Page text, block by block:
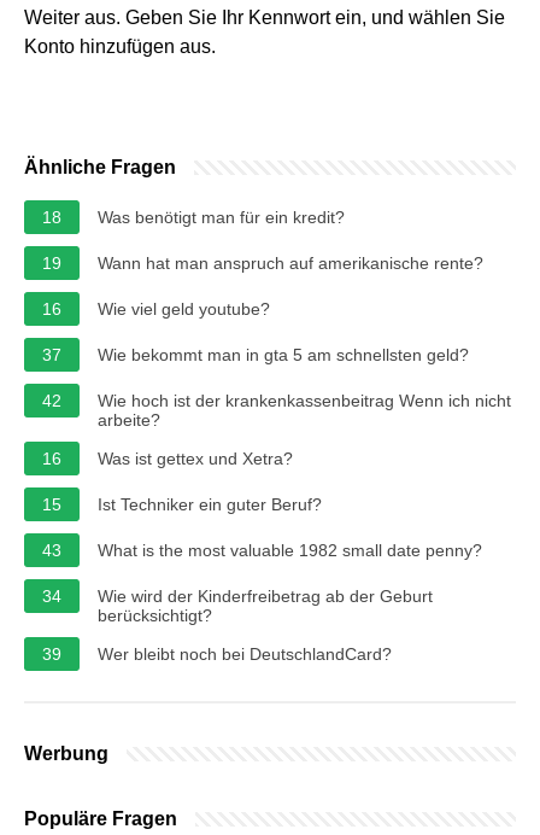
Weiter aus. Geben Sie Ihr Kennwort ein, und wählen Sie
Konto hinzufügen aus.
Ähnliche Fragen
18 Was benötigt man für ein kredit?
19 Wann hat man anspruch auf amerikanische rente?
16 Wie viel geld youtube?
37 Wie bekommt man in gta 5 am schnellsten geld?
42
Wie hoch ist der krankenkassenbeitrag Wenn ich nicht
arbeite?
16
Was ist gettex und Xetra?
15 Ist Techniker ein guter Beruf?
43 What is the most valuable 1982 small date penny?
34
Wie wird der Kinderfreibetrag ab der Geburt
berücksichtigt?
39
Wer bleibt noch bei DeutschlandCard?
Werbung
Populäre Fragen